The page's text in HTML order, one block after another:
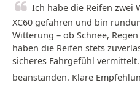
Ich habe die Reifen zwei
XC60 gefahren und bin
Witterung – ob Schnee,
haben die Reifen stets
sicheres Fahrgefühl
beanstanden. Klare